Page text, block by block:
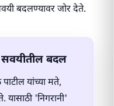
बदलण्यावर जोर देते.
सवयीतील बदल
पाटील यांच्या मते,
'निगरानी'